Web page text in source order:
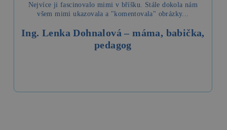
Nejvíce ji fascinovalo mimi v bříšku. Stále dokola nám
všem mimi ukazovala a "komentovala" obrázky...
Ing. Lenka Dohnalová – máma, babička,
pedagog